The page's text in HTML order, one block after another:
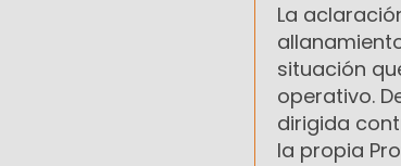
La
situación
operativo.
dirigida
la propia